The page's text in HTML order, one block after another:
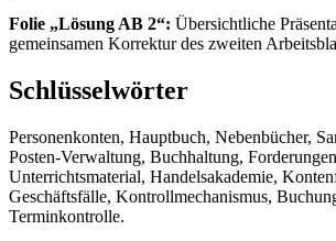
Folie „Lösung AB 2“: Übersichtliche
gemeinsamen Korrektur des zweiten
Schlüsselwörter
Personenkonten, Hauptbuch, Nebenbücher,
Posten-Verwaltung, Buchhaltung,
Unterrichtsmaterial, Handelsakademie,
Geschäftsfälle, Kontrollmechanismus,
Terminkontrolle.